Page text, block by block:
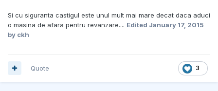
Si cu siguranta castigul este unul mult mai mare decat daca aduci
o masina de afara pentru revanzare.... Edited January 17, 2015
by ckh
3
Quote